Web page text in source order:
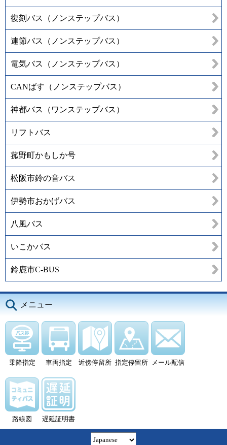
復刻バス（ノンステップバス）
連節バス（ノンステップバス）
電気バス（ノンステップバス）
CANばす（ノンステップバス）
神都バス（ワンステップバス）
リフトバス
菰野町かもしか号
松阪市鈴の音バス
伊勢市おかげバス
八風バス
いこかバス
鈴鹿市C-BUS
メニュー
乗降指定 車両指定 近傍停留所 指定停留所 メール配信
路線図 遅延証明書